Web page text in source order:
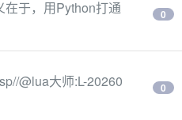
于，用Python打通
0
@lua大师:L-20260
0